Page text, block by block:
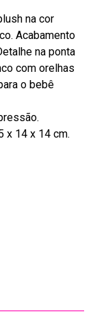
na cor
Acabamento
na ponta
com orelhas
o bebê
x 14 x 14 cm.